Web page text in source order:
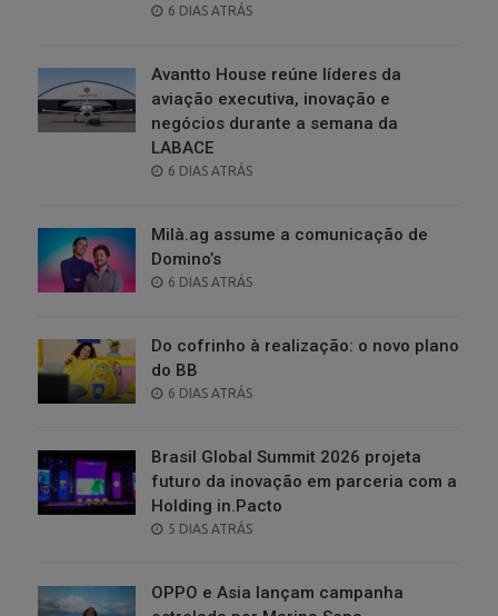
POSTED
6 DIAS ATRÁS
Avantto House reúne líderes da
aviação executiva, inovação e
negócios durante a semana da
LABACE
POSTED
6 DIAS ATRÁS
Milà.ag assume a comunicação de
Domino’s
POSTED
6 DIAS ATRÁS
Do cofrinho à realização: o novo plano
do BB
POSTED
6 DIAS ATRÁS
Brasil Global Summit 2026 projeta
futuro da inovação em parceria com a
Holding in.Pacto
POSTED
5 DIAS ATRÁS
OPPO e Asia lançam campanha